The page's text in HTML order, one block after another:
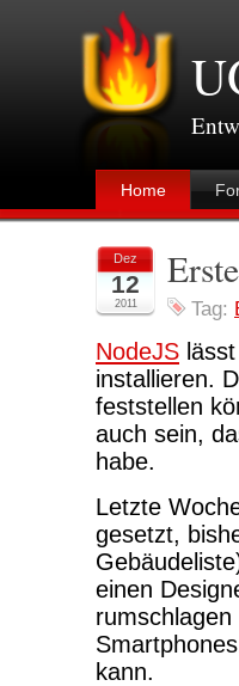
Home
Dez
12
2011 Tag:
NodeJS
installieren.
feststellen
auch sein,
habe.
Letzte
gesetzt,
einen
kann.